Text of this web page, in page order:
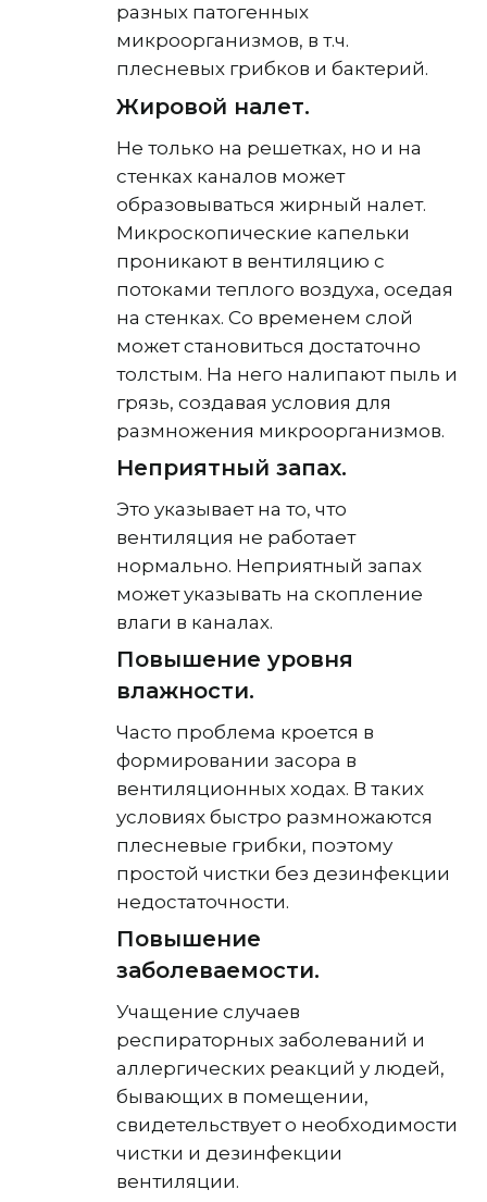
разных патогенных
микроорганизмов, в т.ч.
плесневых грибков и бактерий.
Жировой налет.
Не только на решетках, но и на
стенках каналов может
образовываться жирный налет.
Микроскопические капельки
проникают в вентиляцию с
потоками теплого воздуха, оседая
на стенках. Со временем слой
может становиться достаточно
толстым. На него налипают пыль и
грязь, создавая условия для
размножения микроорганизмов.
Неприятный запах.
Это указывает на то, что
вентиляция не работает
нормально. Неприятный запах
может указывать на скопление
влаги в каналах.
Повышение уровня
влажности.
Часто проблема кроется в
формировании засора в
вентиляционных ходах. В таких
условиях быстро размножаются
плесневые грибки, поэтому
простой чистки без дезинфекции
недостаточности.
Повышение
заболеваемости.
Учащение случаев
респираторных заболеваний и
аллергических реакций у людей,
бывающих в помещении,
свидетельствует о необходимости
чистки и дезинфекции
вентиляции.